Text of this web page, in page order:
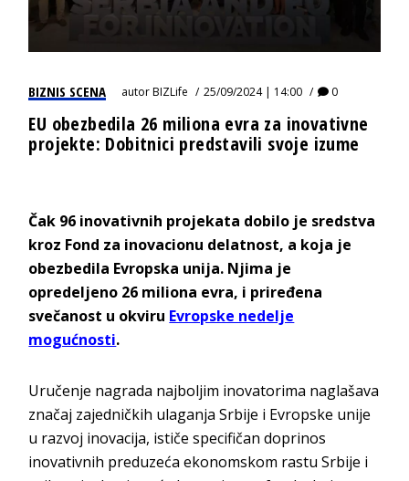
BIZNIS SCENA autorBIZLife 25/09/2024 | 14:00 0
EU obezbedila 26 miliona evra za inovativne
projekte: Dobitnici predstavili svoje izume
Čak 96 inovativnih projekata dobilo je sredstva
kroz Fond za inovacionu delatnost, a koja je
obezbedila Evropska unija. Njima je
opredeljeno 26 miliona evra, i priređena
svečanost u okviru Evropske nedelje
mogućnosti.
Uručenje nagrada najboljim inovatorima naglašava
značaj zajedničkih ulaganja Srbije i Evropske unije
u razvoj inovacija, ističe specifičan doprinos
inovativnih preduzeća ekonomskom rastu Srbije i